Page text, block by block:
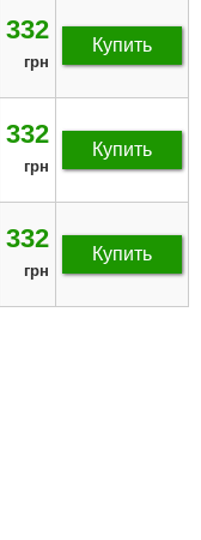
332
грн
Купить
332
грн
Купить
332
грн
Купить